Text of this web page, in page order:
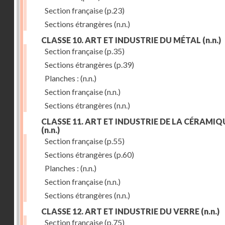
Section française(p.23)
Sections étrangères (n.n.)
CLASSE 10. ART ET INDUSTRIE DU MÉTAL (n.n.)
Section française(p.35)
Sections étrangères (p.39)
Planches : (n.n.)
Section française(n.n.)
Sections étrangères (n.n.)
CLASSE 11. ART ET INDUSTRIE DE LA
(n.n.)
Section française(p.55)
Sections étrangères (p.60)
Planches : (n.n.)
Section française(n.n.)
Sections étrangères (n.n.)
CLASSE 12. ART ET INDUSTRIE DU VERRE (n.n.)
Section française(p.75)